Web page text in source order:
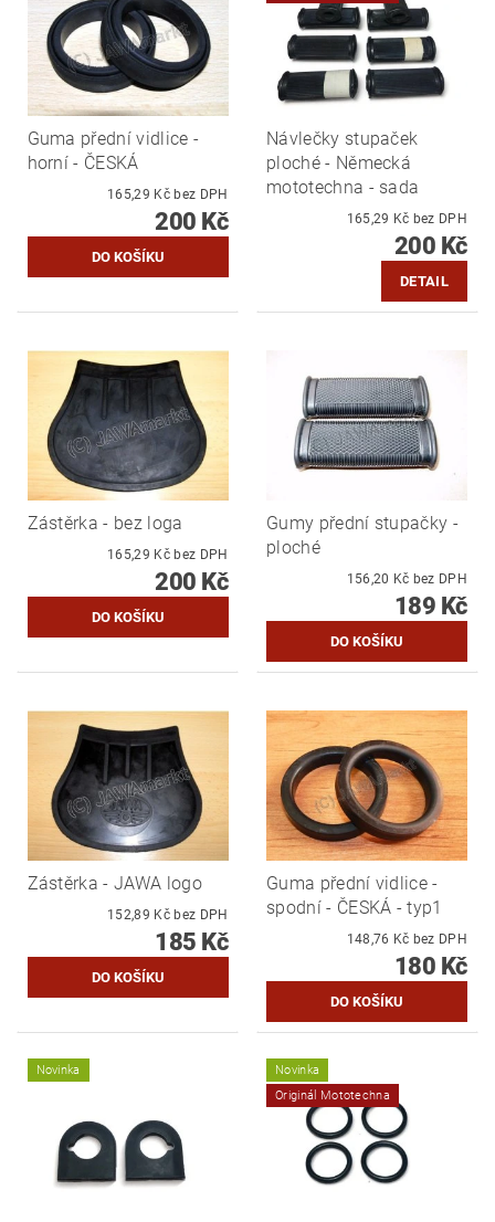
Guma přední vidlice -
horní - ČESKÁ
165,29 Kč bez DPH
200 Kč
Návlečky stupaček
ploché - Německá
mototechna - sada
165,29 Kč bez DPH
200 Kč
DETAIL
Zástěrka - bez loga
165,29 Kč bez DPH
200 Kč
Gumy přední stupačky -
ploché
156,20 Kč bez DPH
189 Kč
Zástěrka - JAWA logo
152,89 Kč bez DPH
185 Kč
Guma přední vidlice -
spodní - ČESKÁ - typ1
148,76 Kč bez DPH
180 Kč
Novinka
Novinka
Originál Mototechna